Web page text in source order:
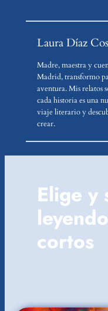
Laura Díaz
Madre, maestra y
Madrid, transformo
aventura. Mis relatos
cada historia es una
viaje literario y
crear.
Elige y
cortos